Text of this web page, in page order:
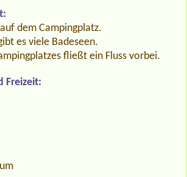
dem Campingplatz.
es viele Badeseen.
fließt ein Fluss vorbei.
Freizeit: